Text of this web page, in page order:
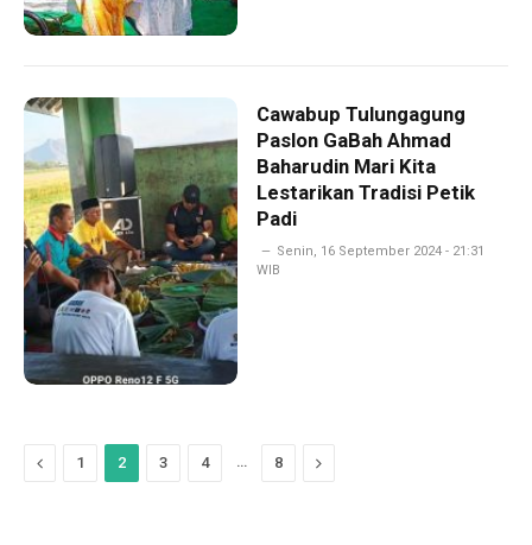
Cawabup Tulungagung
Paslon GaBah Ahmad
Baharudin Mari Kita
Lestarikan Tradisi Petik
Padi
Senin, 16 September 2024 - 21:31
WIB
Previous
1 2 3 4 8 Next